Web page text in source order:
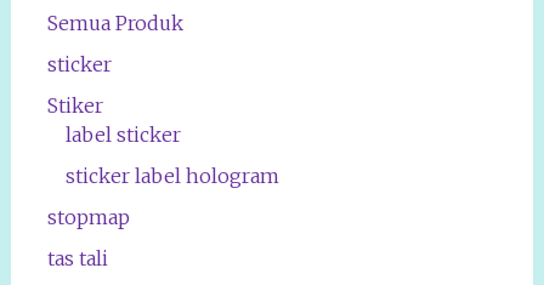
Semua Produk
sticker
Stiker
label sticker
sticker label hologram
stopmap
tas tali